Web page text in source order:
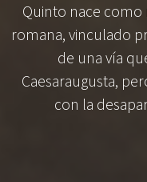
Quinto nace
romana, vinculado
de una vía
Caesaraugusta,
con la